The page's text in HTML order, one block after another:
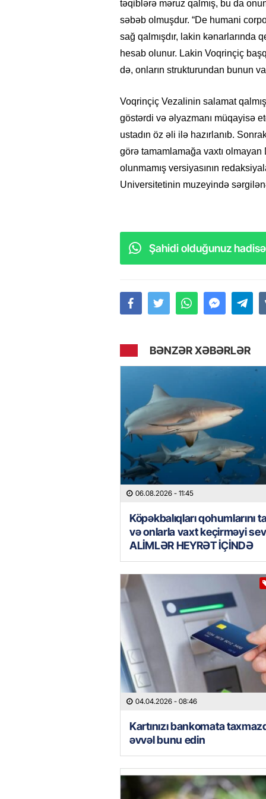
təqiblərə məruz qalmış, bu da
səbəb olmuşdur. “De humani
sağ qalmışdır, lakin
hesab olunur. Lakin Voqrinçiç
də, onların strukturundan bunun
Voqrinçiç Vezalinin salamat
göstərdi və əlyazmanı müqayisə
ustadın öz əli ilə hazırlanıb.
görə tamamlamağa vaxtı
olunmamış versiyasının
Universitetinin muzeyində
Şahidi olduğunuz
BƏNZƏR XƏBƏRLƏR
06.08.2026 - 11:45
Köpəkbalıqları qohumlarını
və onlarla vaxt keçirməyi
ALİMLƏR HEYRƏT İÇİNDƏ
04.04.2026 - 08:46
Kartınızı bankomata
əvvəl bunu edin